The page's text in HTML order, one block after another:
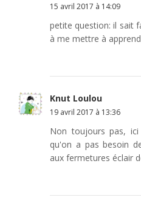
15 avril 2017 à 14:09
petite question: il sait
à me mettre à
Knut Loulou
19 avril 2017 à 13:36
Non toujours pas,
qu'on a pas besoin
aux fermetures éclair